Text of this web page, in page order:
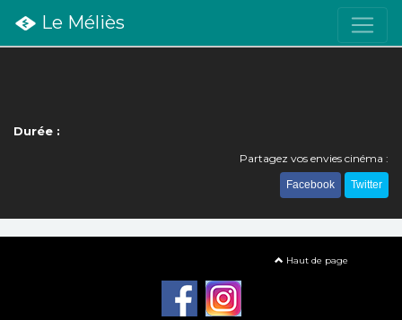
Le Méliès
Durée :
Partagez vos envies cinéma :
Facebook Twitter
Haut de page